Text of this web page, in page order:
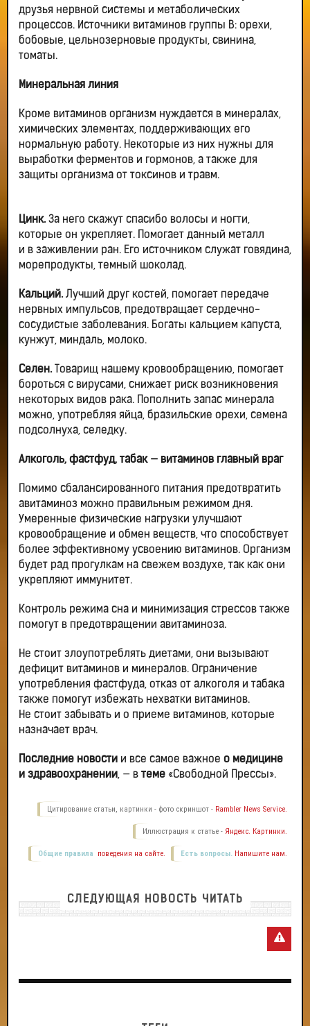
друзья нервной системы и метаболических
процессов. Источники витаминов группы В: орехи,
бобовые, цельнозерновые продукты, свинина,
томаты.
Минеральная линия
Кроме витаминов организм нуждается в минералах,
химических элементах, поддерживающих его
нормальную работу. Некоторые из них нужны для
выработки ферментов и гормонов, а также для
защиты организма от токсинов и травм.
Цинк.За него скажут спасибо волосы и ногти,
которые он укрепляет. Помогает данный металл
и в заживлении ран. Его источником служат говядина,
морепродукты, темный шоколад.
Кальций.Лучший друг костей, помогает передаче
нервных импульсов, предотвращает сердечно-
сосудистые заболевания. Богаты кальцием капуста,
кунжут, миндаль, молоко.
Селен.Товарищ нашему кровообращению, помогает
бороться с вирусами, снижает риск возникновения
некоторых видов рака. Пополнить запас минерала
можно, употребляя яйца, бразильские орехи, семена
подсолнуха, селедку.
Алкоголь, фастфуд, табак — витаминов главный враг
Помимо сбалансированного питания предотвратить
авитаминоз можно правильным режимом дня.
Умеренные физические нагрузки улучшают
кровообращение и обмен веществ, что способствует
более эффективному усвоению витаминов. Организм
будет рад прогулкам на свежем воздухе, так как они
укрепляют иммунитет.
Контроль режима сна и минимизация стрессов также
помогут в предотвращении авитаминоза.
Не стоит злоупотреблять диетами, они вызывают
дефицит витаминов и минералов. Ограничение
употребления фастфуда, отказ от алкоголя и табака
также помогут избежать нехватки витаминов.
Не стоит забывать и о приеме витаминов, которые
назначает врач.
Последние новости и все самое важное о медицине
и здравоохранении, — в теме «Свободной Прессы».
Цитирование статьи, картинки - фото скриншот - Rambler News Service.
Иллюстрация к статье - Яндекс. Картинки.
Есть вопросы. Напишите нам.
Общие правила поведения на сайте.
СЛЕДУЮЩАЯ НОВОСТЬ ЧИТАТЬ